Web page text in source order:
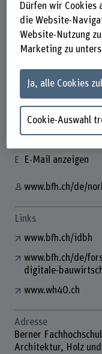
Prof. Norbert
Fachgruppenleiter
Kontakt
E-Mail anzeigen
www.bfh.ch/de/
Links
www.bfh.ch/idbh
www.bfh.ch/de/
digitale-
www.wh40.ch
Adresse
Berner
Architektur, Holz und
Dürfen wir Cookies
die Website-
Website-Nutzung
Marketing zu
Ja, alle Cookies
Cookie-Auswahl